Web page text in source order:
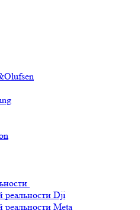
реальности Dji
Meta